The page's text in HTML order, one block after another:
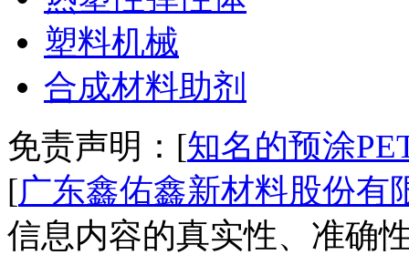
塑料机械
合成材料助剂
免责声明：[知名的预涂
[广东鑫佑鑫新材料股份有
信息内容的真实性、准确